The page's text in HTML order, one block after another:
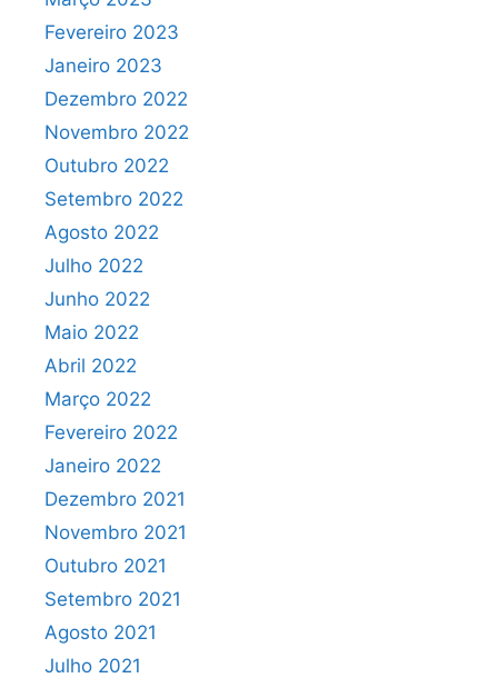
Fevereiro 2023
Janeiro 2023
Dezembro 2022
Novembro 2022
Outubro 2022
Setembro 2022
Agosto 2022
Julho 2022
Junho 2022
Maio 2022
Abril 2022
Março 2022
Fevereiro 2022
Janeiro 2022
Dezembro 2021
Novembro 2021
Outubro 2021
Setembro 2021
Agosto 2021
Julho 2021